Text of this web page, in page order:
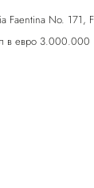
Faentina No. 171,
в евро 3.000.000